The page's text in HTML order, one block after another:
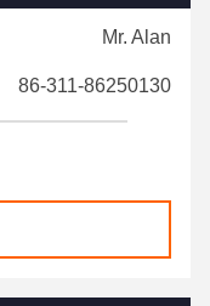
Mr. Alan
86-311-86250130